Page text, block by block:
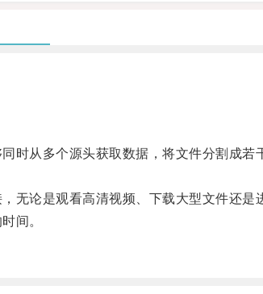
从多个源头获取数据，将文件分割成若
论是观看高清视频、下载大型文件还是
间。